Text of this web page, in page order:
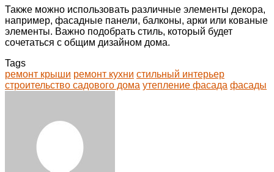
Также можно использовать различные элементы декора,
например, фасадные панели, балконы, арки или кованые
элементы. Важно подобрать стиль, который будет
сочетаться с общим дизайном дома.
Tags
ремонт крыши ремонт кухни стильный интерьер
строительство садового дома утепление фасада фасады